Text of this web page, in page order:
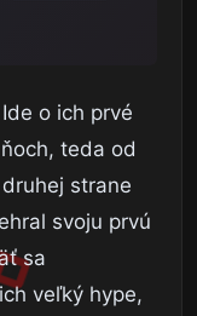
o ich prvé
teda od
strane
svoju prvú
sa
veľký hype,